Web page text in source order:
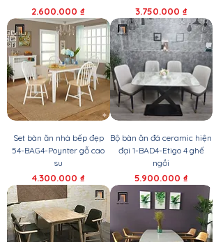
Giá
2.600.000 ₫ Giá
3.750.000 ₫
Set bàn ăn nhà bếp đẹp
54-BAG4-Poynter gỗ cao
su
Giá
4.300.000 ₫
Bộ bàn ăn đá ceramic hiện
đại 1-BAD4-Etigo 4 ghế
ngồi
Giá
5.900.000 ₫